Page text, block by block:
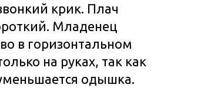
крик. Плач
Младенец
в горизонтальном
на руках, так как
одышка.